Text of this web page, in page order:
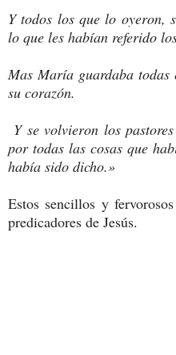
Y todos los que lo oyeron,
lo que les habían referido
Mas María guardaba todas
su corazón.
Y se volvieron los
por todas las cosas que
había sido dicho.»
Estos sencillos y
predicadores de Jesús.